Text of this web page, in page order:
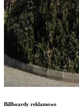
Billboardy reklamowe